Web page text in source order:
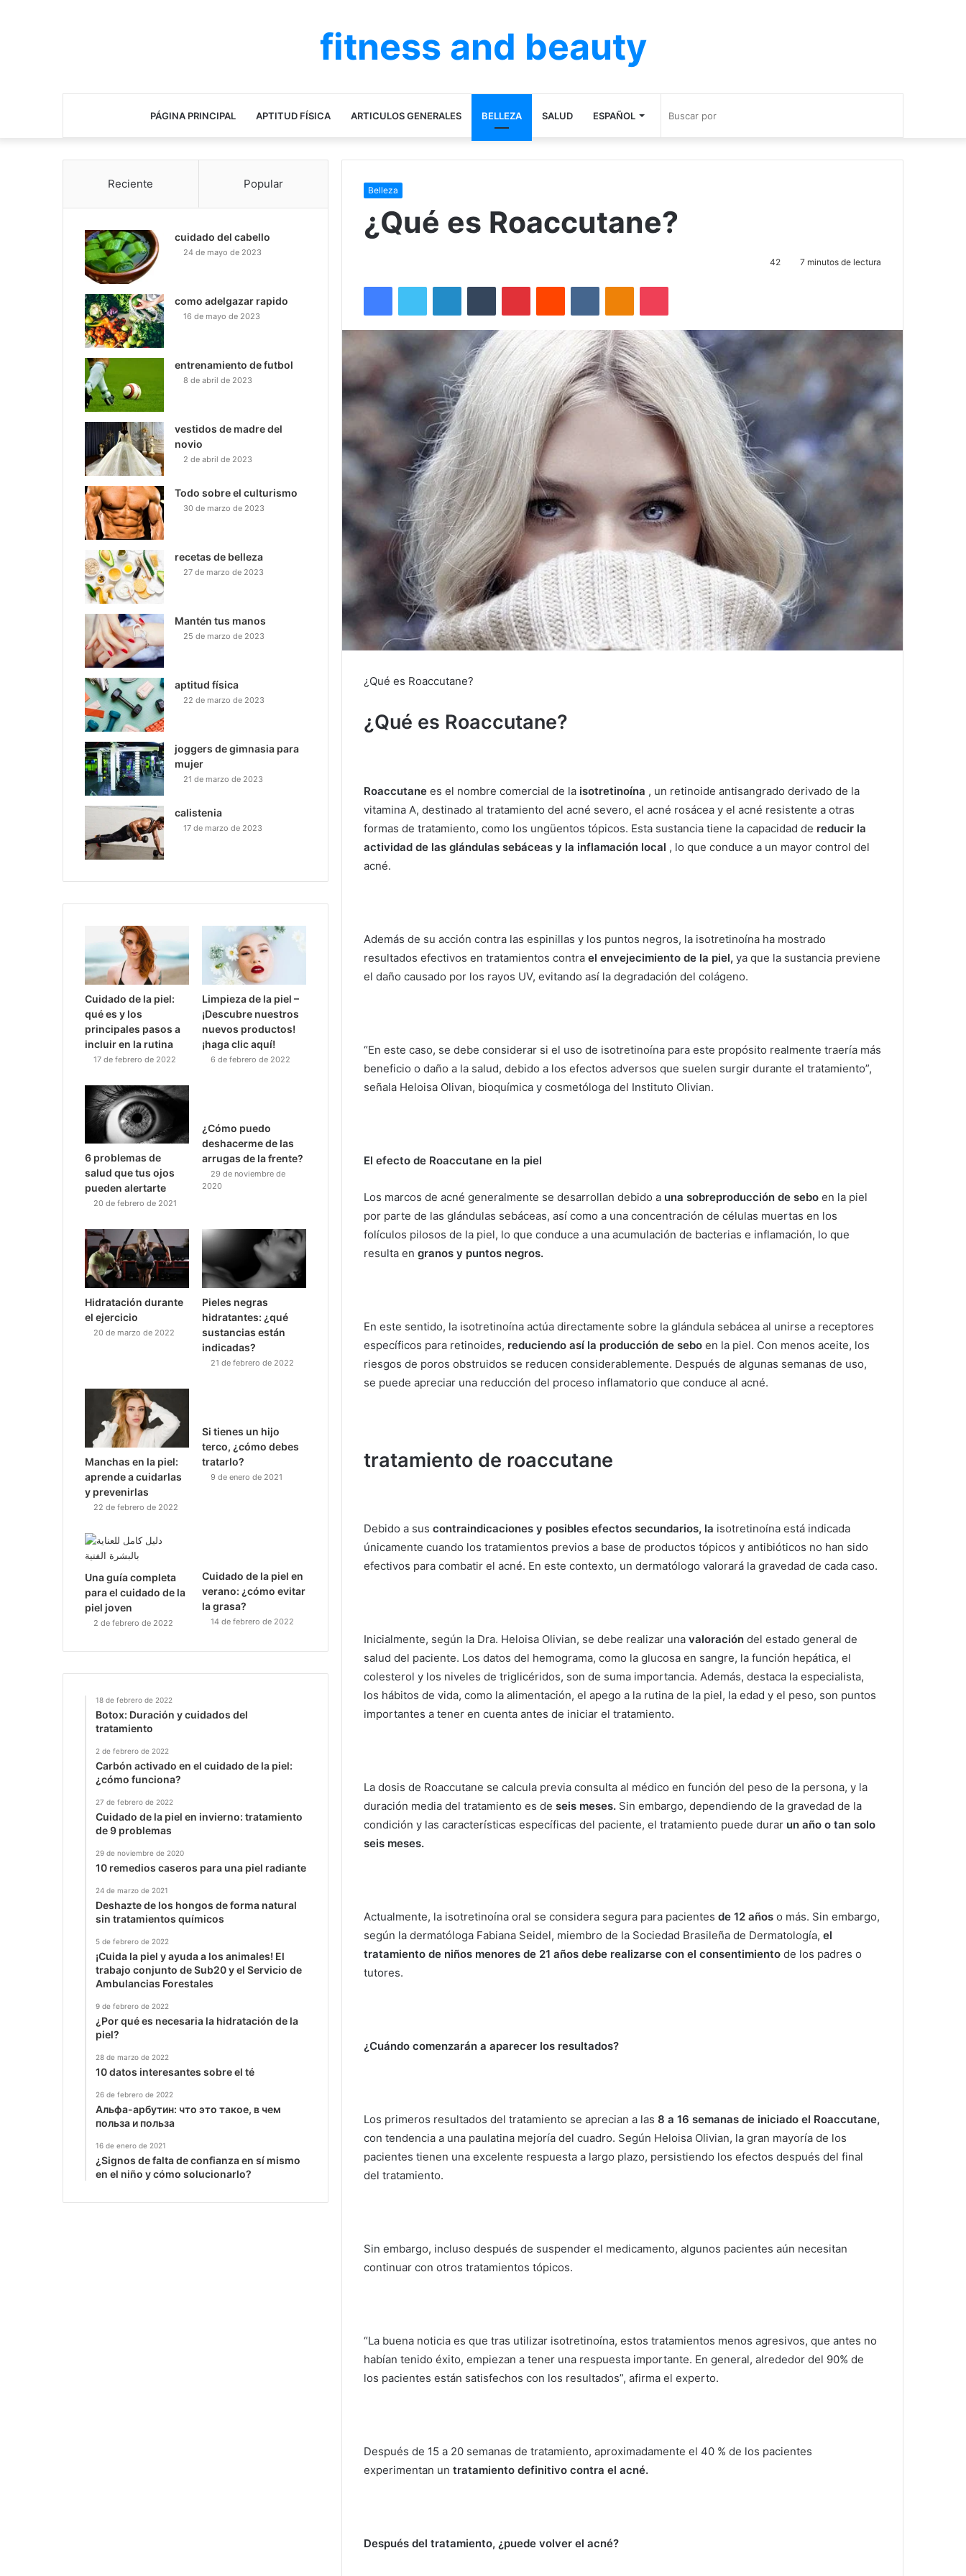
fitness and beauty
PÁGINA PRINCIPAL APTITUD FÍSICA ARTICULOS GENERALES BELLEZA SALUD ESPAÑOL
por
Belleza
¿Qué es Roaccutane?
42 7 minutos de lectura
¿Qué es Roaccutane?
¿Qué es Roaccutane?
Roaccutane es el nombre comercial de la isotretinoína , un retinoide antisangrado derivado de la
vitamina A, destinado al tratamiento del acné severo, el acné rosácea y el acné resistente a otras
formas de tratamiento, como los ungüentos tópicos. Esta sustancia tiene la capacidad de reducir la
actividad de las glándulas sebáceas y la inflamación local , lo que conduce a un mayor control del
acné.
Además de su acción contra las espinillas y los puntos negros, la isotretinoína ha mostrado
resultados efectivos en tratamientos contra el envejecimiento de la piel, ya que la sustancia previene
el daño causado por los rayos UV, evitando así la degradación del colágeno.
“En este caso, se debe considerar si el uso de isotretinoína para este propósito realmente traería más
beneficio o daño a la salud, debido a los efectos adversos que suelen surgir durante el tratamiento”,
señala Heloisa Olivan, bioquímica y cosmetóloga del Instituto Olivian.
El efecto de Roaccutane en la piel
Los marcos de acné generalmente se desarrollan debido a una sobreproducción de sebo en la piel
por parte de las glándulas sebáceas, así como a una concentración de células muertas en los
folículos pilosos de la piel, lo que conduce a una acumulación de bacterias e inflamación, lo que
resulta en granos y puntos negros.
En este sentido, la isotretinoína actúa directamente sobre la glándula sebácea al unirse a receptores
específicos para retinoides, reduciendo así la producción de sebo en la piel. Con menos aceite, los
riesgos de poros obstruidos se reducen considerablemente. Después de algunas semanas de uso,
se puede apreciar una reducción del proceso inflamatorio que conduce al acné.
tratamiento de roaccutane
Debido a sus contraindicaciones y posibles efectos secundarios, la isotretinoína está indicada
únicamente cuando los tratamientos previos a base de productos tópicos y antibióticos no han sido
efectivos para combatir el acné. En este contexto, un dermatólogo valorará la gravedad de cada caso.
Inicialmente, según la Dra. Heloisa Olivian, se debe realizar una valoración del estado general de
salud del paciente. Los datos del hemograma, como la glucosa en sangre, la función hepática, el
colesterol y los niveles de triglicéridos, son de suma importancia. Además, destaca la especialista,
los hábitos de vida, como la alimentación, el apego a la rutina de la piel, la edad y el peso, son puntos
importantes a tener en cuenta antes de iniciar el tratamiento.
La dosis de Roaccutane se calcula previa consulta al médico en función del peso de la persona, y la
duración media del tratamiento es de seis meses. Sin embargo, dependiendo de la gravedad de la
condición y las características específicas del paciente, el tratamiento puede durar un año o tan solo
seis meses.
Actualmente, la isotretinoína oral se considera segura para pacientes de 12 años o más. Sin embargo,
según la dermatóloga Fabiana Seidel, miembro de la Sociedad Brasileña de Dermatología, el
tratamiento de niños menores de 21 años debe realizarse con el consentimiento de los padres o
tutores.
¿Cuándo comenzarán a aparecer los resultados?
Los primeros resultados del tratamiento se aprecian a las 8 a 16 semanas de iniciado el Roaccutane,
con tendencia a una paulatina mejoría del cuadro. Según Heloisa Olivian, la gran mayoría de los
pacientes tienen una excelente respuesta a largo plazo, persistiendo los efectos después del final
del tratamiento.
Sin embargo, incluso después de suspender el medicamento, algunos pacientes aún necesitan
continuar con otros tratamientos tópicos.
“La buena noticia es que tras utilizar isotretinoína, estos tratamientos menos agresivos, que antes no
habían tenido éxito, empiezan a tener una respuesta importante. En general, alrededor del 90% de
los pacientes están satisfechos con los resultados”, afirma el experto.
Después de 15 a 20 semanas de tratamiento, aproximadamente el 40 % de los pacientes
experimentan un tratamiento definitivo contra el acné.
Después del tratamiento, ¿puede volver el acné?
Reciente Popular
cuidado del cabello
24 de mayo de 2023
como adelgazar rapido
16 de mayo de 2023
entrenamiento de futbol
8 de abril de 2023
vestidos de madre del
novio
2 de abril de 2023
Todo sobre el culturismo
30 de marzo de 2023
recetas de belleza
27 de marzo de 2023
Mantén tus manos
25 de marzo de 2023
aptitud física
22 de marzo de 2023
joggers de gimnasia para
mujer
21 de marzo de 2023
calistenia
17 de marzo de 2023
Cuidado de la piel:
qué es y los
principales pasos a
incluir en la rutina
17 de febrero de 2022
Limpieza de la piel –
¡Descubre nuestros
nuevos productos!
¡haga clic aquí!
6 de febrero de 2022
6 problemas de
salud que tus ojos
pueden alertarte
20 de febrero de 2021
¿Cómo puedo
deshacerme de las
arrugas de la frente?
29 de noviembre de
2020
Hidratación durante
el ejercicio
20 de marzo de 2022
Pieles negras
hidratantes: ¿qué
sustancias están
indicadas?
21 de febrero de 2022
Manchas en la piel:
aprende a cuidarlas
y prevenirlas
22 de febrero de 2022
Si tienes un hijo
terco, ¿cómo debes
tratarlo?
9 de enero de 2021
Una guía completa
para el cuidado de la
piel joven
2 de febrero de 2022
Cuidado de la piel en
verano: ¿cómo evitar
la grasa?
14 de febrero de 2022
18 de febrero de 2022
Botox: Duración y cuidados del
tratamiento
2 de febrero de 2022
Carbón activado en el cuidado de la piel:
¿cómo funciona?
27 de febrero de 2022
Cuidado de la piel en invierno: tratamiento
de 9 problemas
29 de noviembre de 2020
10 remedios caseros para una piel radiante
24 de marzo de 2021
Deshazte de los hongos de forma natural
sin tratamientos químicos
5 de febrero de 2022
¡Cuida la piel y ayuda a los animales! El
trabajo conjunto de Sub20 y el Servicio de
Ambulancias Forestales
9 de febrero de 2022
¿Por qué es necesaria la hidratación de la
piel?
28 de marzo de 2022
10 datos interesantes sobre el té
26 de febrero de 2022
Альфа-арбутин: что это такое, в чем
польза и польза
16 de enero de 2021
¿Signos de falta de confianza en sí mismo
en el niño y cómo solucionarlo?